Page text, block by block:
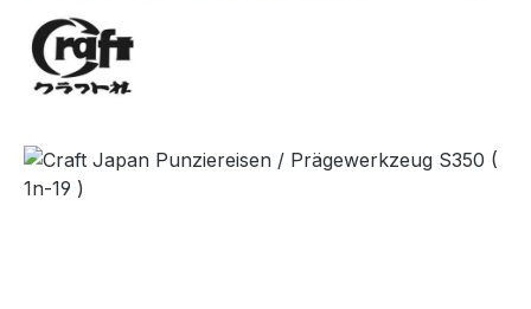
Bildergalerie überspringen